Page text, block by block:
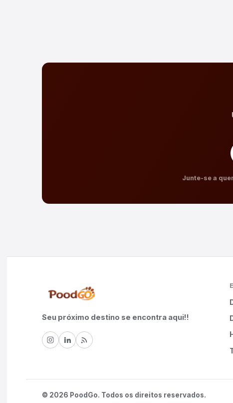
Junte-se a
Seu próximo destino se encontra aqui!!
© 2026 PoodGo. Todos os direitos reservados.